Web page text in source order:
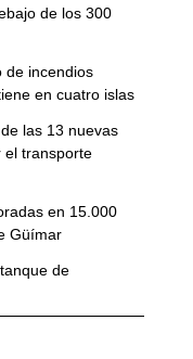
de los 300
de incendios
en cuatro islas
las 13 nuevas
el transporte
en 15.000
Güímar
de